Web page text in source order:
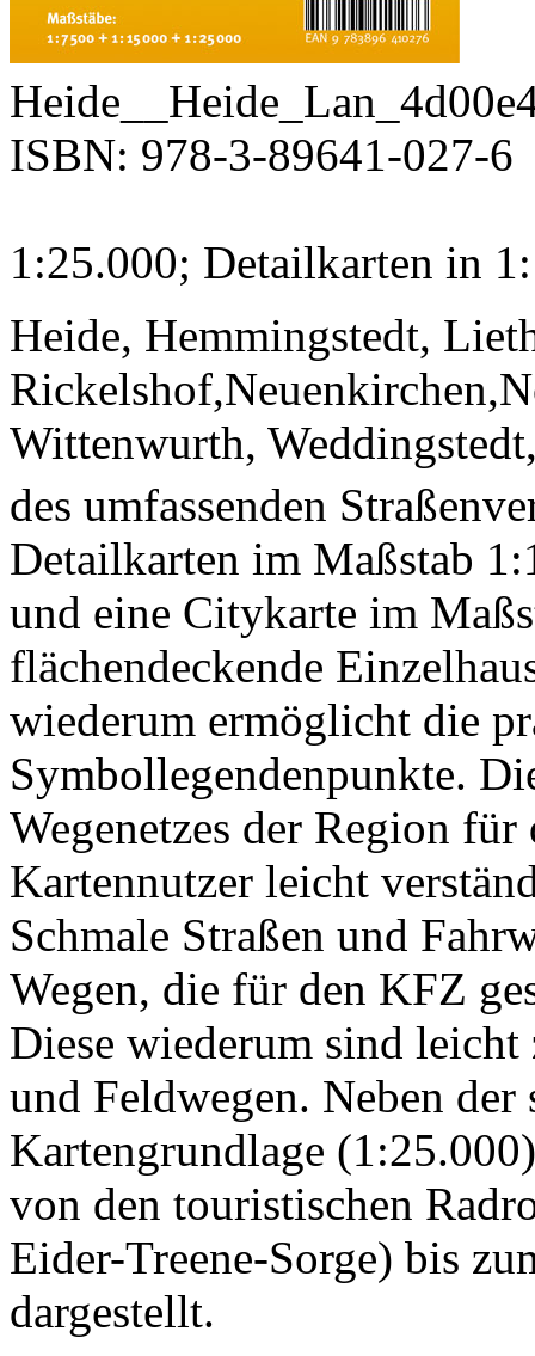
ISBN: 978-3-89641-027-6
1:25.000; Detailkarten in
Heide, Hemmingstedt,
Wittenwurth,
des umfassenden
Detailkarten im Maßstab
und eine Citykarte im
flächendeckende
wiederum ermöglicht die
Symbollegendenpunkte.
Wegenetzes der Region
Kartennutzer leicht
Schmale Straßen und
Wegen, die für den KFZ
Diese wiederum sind
und Feldwegen. Neben
Kartengrundlage
von den touristischen
Eider-Treene-Sorge) bis
dargestellt.